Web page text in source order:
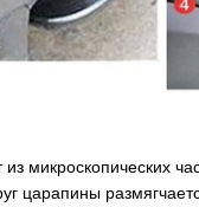
из микроскопических
царапины